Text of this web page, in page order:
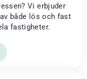
Vi erbjuder
både lös och fast
fastigheter.